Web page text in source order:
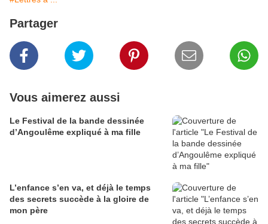
Partager
Vous aimerez aussi
Le Festival de la bande dessinée
d’Angoulême expliqué à ma fille
L’enfance s’en va, et déjà le temps
des secrets succède à la gloire de
mon père